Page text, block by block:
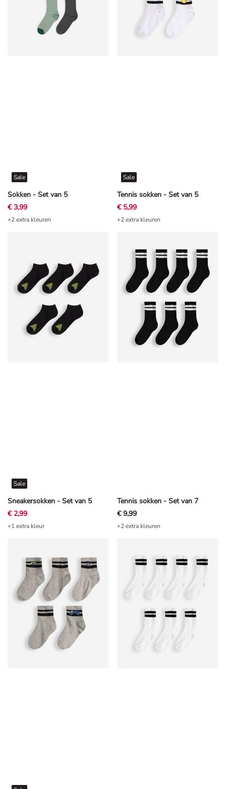
Sokken - Set van 5
Sale
€ 3,99
+2 extra kleuren
Tennis sokken - Set van 5
Sale
€ 5,99
+2 extra kleuren
Sneakersokken - Set van 5
Sale
€ 2,99
+1 extra kleur
Tennis sokken - Set van 7
€ 9,99
+2 extra kleuren